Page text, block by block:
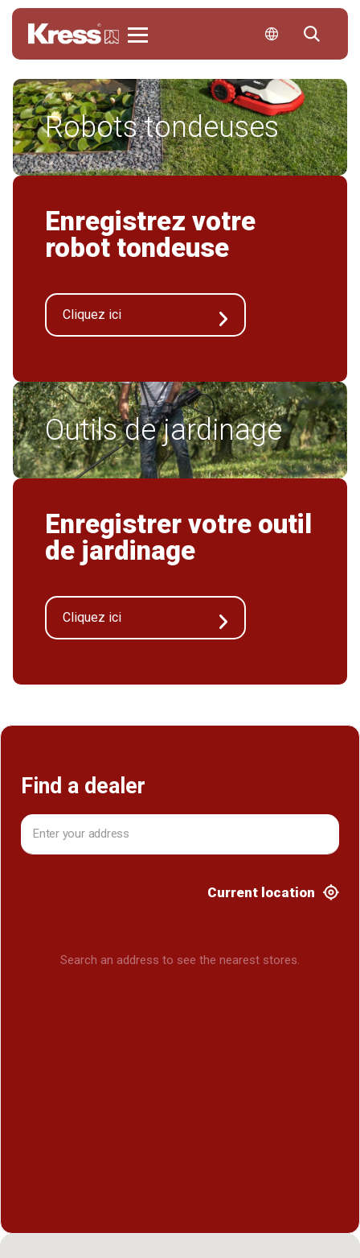
Robots tondeuses
Outils de jardinage
Enregistrez votre
robot tondeuse
Cliquez ici
Enregistrer votre outil
de jardinage
Cliquez ici
Find a dealer
Current location
Search an address to see the nearest stores.